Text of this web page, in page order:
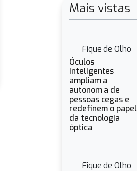
Mais vistas
Fique de Olho
Óculos
inteligentes
ampliam a
autonomia de
pessoas cegas e
redefinem o papel
da tecnologia
óptica
Fique de Olho